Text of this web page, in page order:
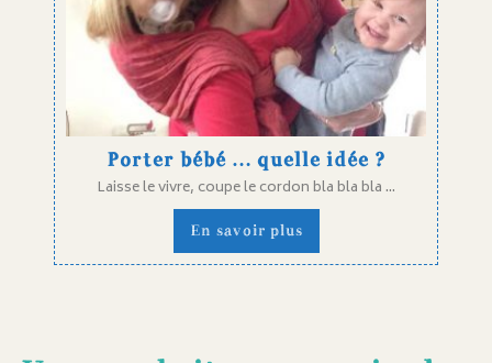
Porter bébé … quelle idée ?
Laisse le vivre, coupe le cordon bla bla bla ...
En savoir plus